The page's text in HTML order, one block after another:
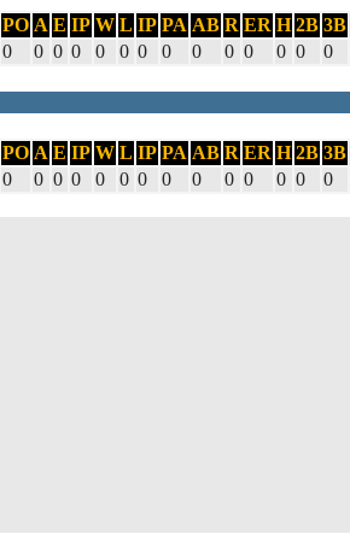
PO A E IP W L IP PA AB R ER H 2B 3B
0
0 0 0 0 0 0 0 0 0 0 0 0 0
PO A E IP W L IP PA AB R ER H 2B 3B
0
0 0 0 0 0 0 0 0 0 0 0 0 0